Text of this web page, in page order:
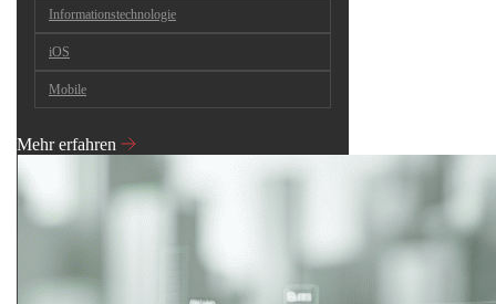
Informationstechnologie
iOS
Mobile
Mehr erfahren